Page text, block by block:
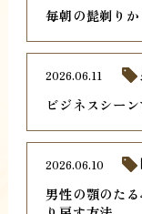
毎朝の髭剃り
ビジネスシー
2026.06.11
男性の顎のた
2026.06.10